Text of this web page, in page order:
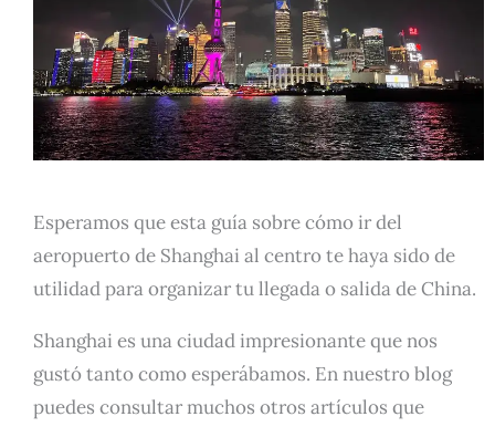
Esperamos que esta guía sobre cómo ir del
aeropuerto de Shanghai al centro te haya sido de
utilidad para organizar tu llegada o salida de China.
Shanghai es una ciudad impresionante que nos
gustó tanto como esperábamos. En nuestro blog
puedes consultar muchos otros artículos que